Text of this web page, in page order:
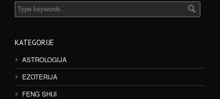
KATEGORIJE
ASTROLOGIJA
EZOTERIJA
FENG SHUI